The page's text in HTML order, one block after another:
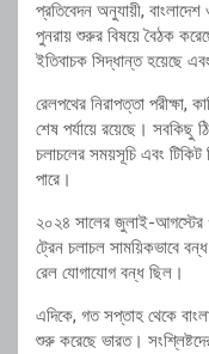
প্রতিবেদন অনুযায়ী,
পুনরায় শুরুর বিষয়ে বৈঠক
ইতিবাচক সিদ্ধান্ত হয়েছে
রেলপথের নিরাপত্তা পরীক্ষা,
শেষ পর্যায়ে রয়েছে। সবকিছু
চলাচলের সময়সূচি এবং টিকিট
পারে।
২০২৪ সালের জুলাই-আগস্টের
ট্রেন চলাচল সাময়িকভাবে
রেল যোগাযোগ বন্ধ ছিল।
এদিকে, গত সপ্তাহ থেকে
শুরু করেছে ভারত।